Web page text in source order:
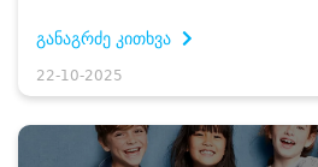
განაგრძე კითხვა
22-10-2025